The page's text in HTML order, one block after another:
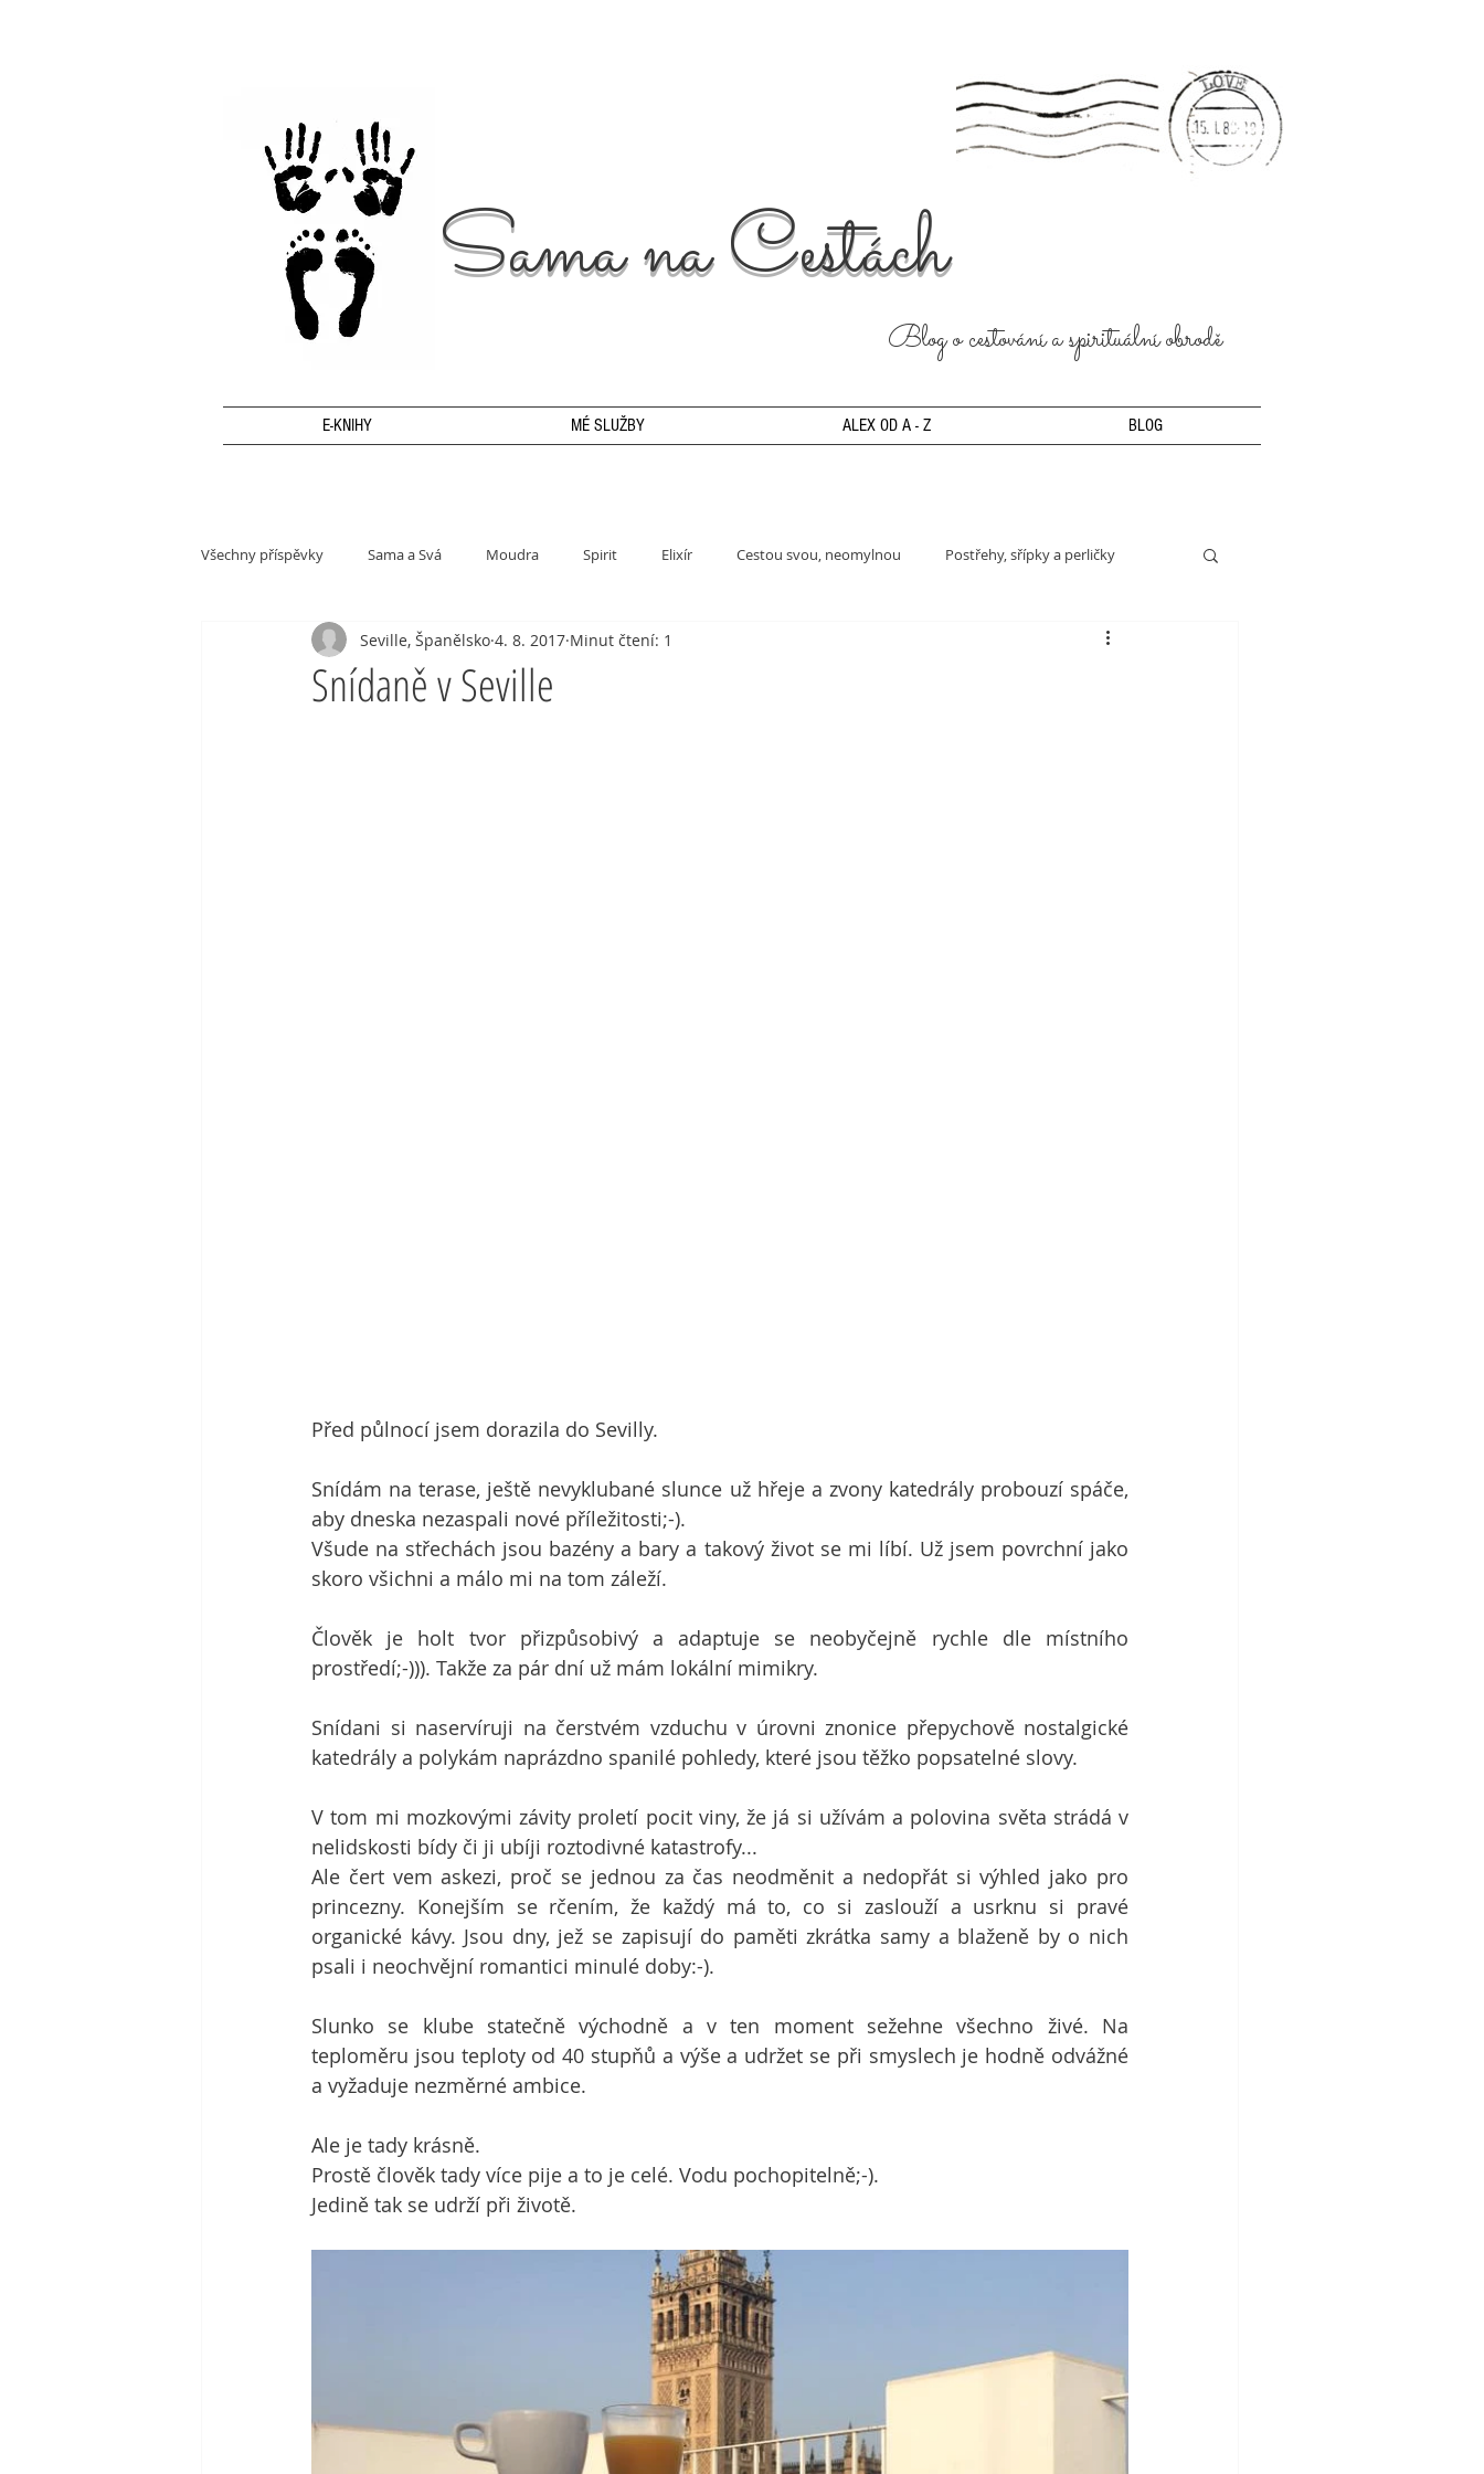
Sama na Cestách
Blog o cestování a spirituální obrodě
E-KNIHY MÉ SLUŽBY ALEX OD A - Z BLOG
Všechny příspěvky Sama a Svá Moudra Spirit Elixír Cestou svou, neomylnou Postřehy, sřípky a perličky
Kultury a národy
Snídaně v Seville
Seville, Španělsko 4. 8. 2017 Minut čtení: 1
Před půlnocí jsem dorazila do Sevilly.
Snídám na terase, ještě nevyklubané slunce už hřeje a zvony katedrály probouzí spáče,
aby dneska nezaspali nové příležitosti;-).
Všude na střechách jsou bazény a bary a takový život se mi líbí. Už jsem povrchní jako
skoro všichni a málo mi na tom záleží.
Člověk je holt tvor přizpůsobivý a adaptuje se neobyčejně rychle dle místního
prostředí;-))). Takže za pár dní už mám lokální mimikry.
Snídani si naservíruji na čerstvém vzduchu v úrovni znonice přepychově nostalgické
katedrály a polykám naprázdno spanilé pohledy, které jsou těžko popsatelné slovy.
V tom mi mozkovými závity proletí pocit viny, že já si užívám a polovina světa strádá v
nelidskosti bídy či ji ubíji roztodivné katastrofy...
Ale čert vem askezi, proč se jednou za čas neodměnit a nedopřát si výhled jako pro
princezny. Konejším se rčením, že každý má to, co si zaslouží a usrknu si pravé
organické kávy. Jsou dny, jež se zapisují do paměti zkrátka samy a blaženě by o nich
psali i neochvějní romantici minulé doby:-).
Slunko se klube statečně východně a v ten moment sežehne všechno živé. Na
teploměru jsou teploty od 40 stupňů a výše a udržet se při smyslech je hodně odvážné
a vyžaduje nezměrné ambice.
Ale je tady krásně.
Prostě člověk tady více pije a to je celé. Vodu pochopitelně;-).
Jedině tak se udrží při životě.